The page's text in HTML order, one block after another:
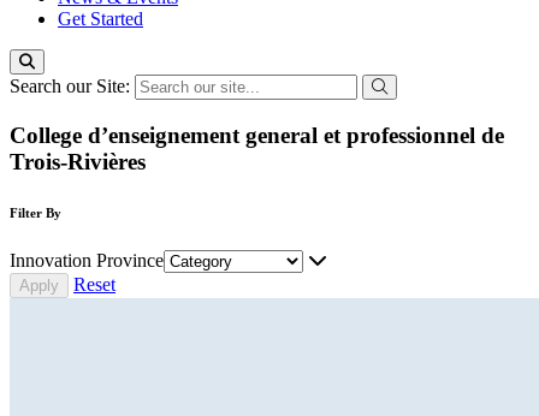
Get Started
Search our Site:
College d’enseignement general et professionnel de
Trois-Rivières
Filter By
Innovation Province
Reset